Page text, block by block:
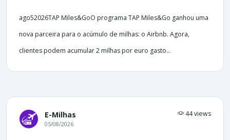
ago52026TAP Miles&GoO programa TAP Miles&Go ganhou uma
nova parceira para o acúmulo de milhas: o Airbnb. Agora,
clientes podem acumular 2 milhas por euro gasto...
E-Milhas 44 views
05/08/2026